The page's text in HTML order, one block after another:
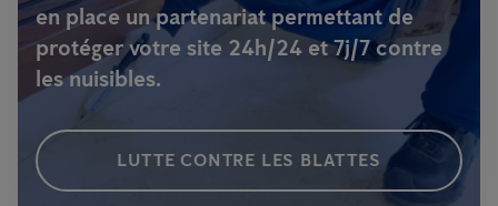
en place unpartenariatpermettant de
protéger votre site 24h/24 et 7j/7 contre
les nuisibles.
LUTTE CONTRE LES BLATTES